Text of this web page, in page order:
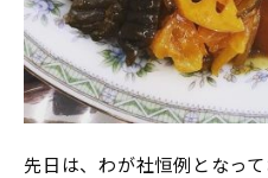
先日は、わが社恒例となっ